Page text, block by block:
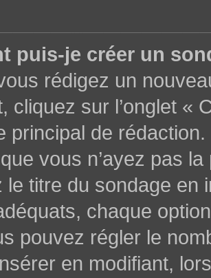
puis-je créer un
rédigez un
cliquez sur l’onglet
principal de
vous n’ayez pas
le titre du sondage en
chaque
pouvez régler le
en modifiant,